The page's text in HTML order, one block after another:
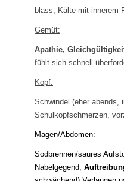
blass, Kälte mit innerem
Gemüt:
Apathie,
fühlt sich schnell
Kopf:
Schwindel (eher abends,
Schulkopfschmerzen,
Magen/Abdomen:
Sodbrennen/saures
Nabelgegend,